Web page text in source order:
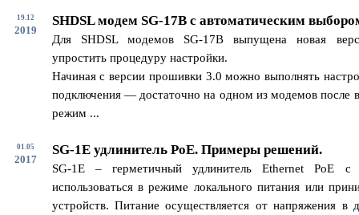
19.12
2019
SHDSL модем SG-17B с автоматическим
Для SHDSL модемов SG-17B выпущена новая
упростить процедуру настройки.
Начиная с версии прошивки 3.0 можно выполнять
подключения — достаточно на одном из модемов после
режим ...
01.05
2017
SG-1E удлинитель PoE. Примеры решений.
SG-1E – герметичный удлинитель Ethernet PoE
использоваться в режиме локального питания или
устройств. Питание осуществляется от напряжения